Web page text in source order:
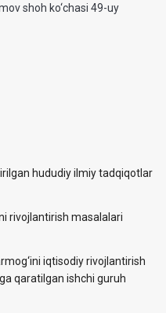
shoh ko‘chasi 49-uy
hududiy ilmiy tadqiqotlar
rivojlantirish masalalari
iqtisodiy rivojlantirish
qaratilgan ishchi guruh